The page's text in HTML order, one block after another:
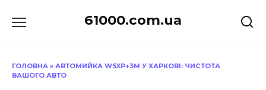
до
61000.com.ua
ГОЛОВНА » АВТОМИЙКА W5XP+3M У ХАРКОВІ: ЧИСТОТА
ВАШОГО АВТО